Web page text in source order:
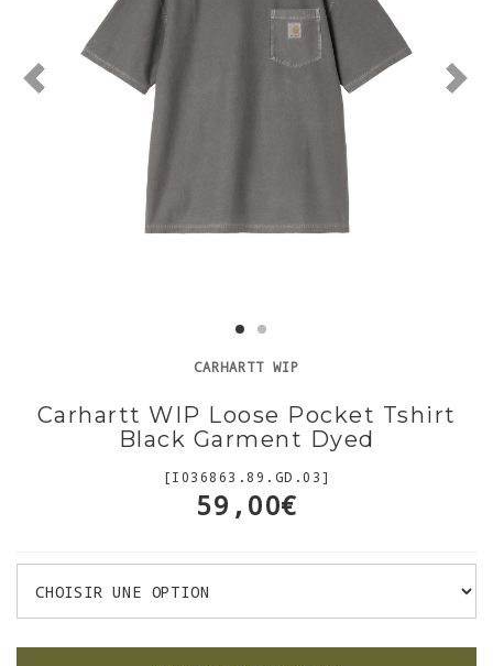
CARHARTT WIP
Carhartt WIP Loose Pocket Tshirt
Black Garment Dyed
[I036863.89.GD.03]
59,00€